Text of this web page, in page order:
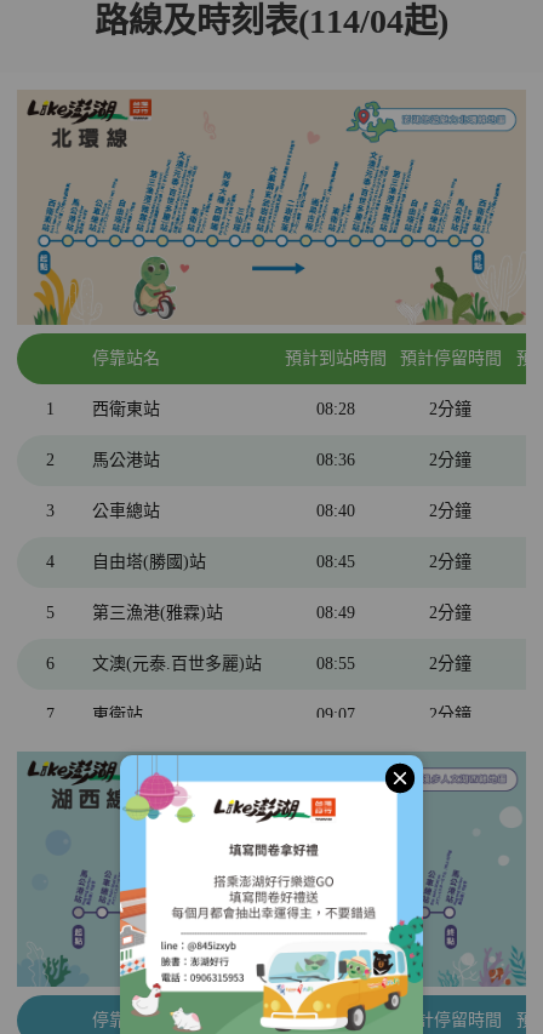
路線及時刻表(114/04起)
停靠站名 預計到站時間 預計停留時間 預
1 西衛東站 08:28 2分鐘
2 馬公港站 08:36 2分鐘
3 公車總站 08:40 2分鐘
4 自由塔(勝國)站 08:45 2分鐘
5 第三漁港(雅霖)站 08:49 2分鐘
6 文澳(元泰.百世多麗)站 08:55 2分鐘
7 東衛站 09:07 2分鐘
8 跨海大橋(西嶼端) 15分鐘
三仙塔 10:05
大菓葉玄武岩柱 20分鐘
二崁聚落 11:00 40分鐘
12 通梁古榕 11:50 20分鐘
東衛站 12:20 2分鐘
停靠站名 預計到站時間 預計停留時間 預
關閉